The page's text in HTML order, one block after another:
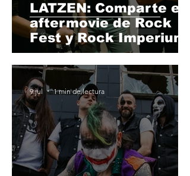
LATZEN: Comparte el
aftermovie de Rock
Fest y Rock Imperium
9 jul 1 min de lectura